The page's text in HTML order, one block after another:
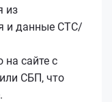
из
и данные СТС/
сайте с
СБП, что